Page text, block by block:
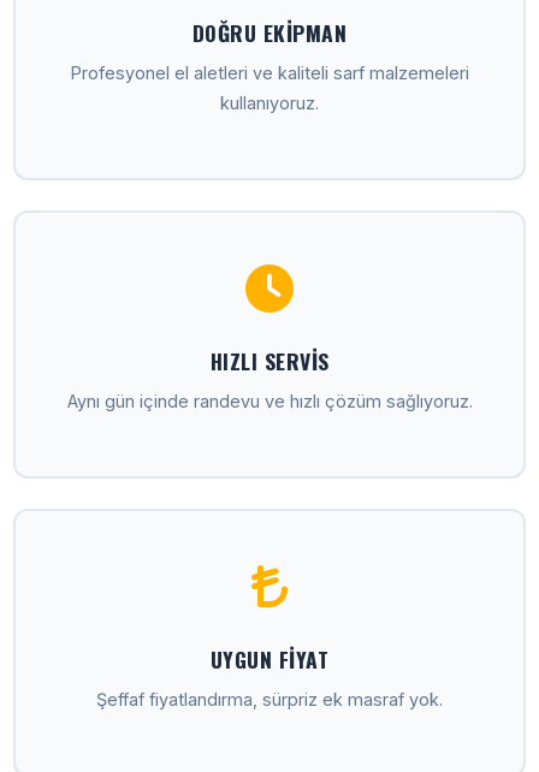
DOĞRU EKIPMAN
Profesyonel el aletleri ve kaliteli sarf malzemeleri
kullanıyoruz.
HIZLI SERVIS
Aynı gün içinde randevu ve hızlı çözüm sağlıyoruz.
UYGUN FIYAT
Şeffaf fiyatlandırma, sürpriz ek masraf yok.